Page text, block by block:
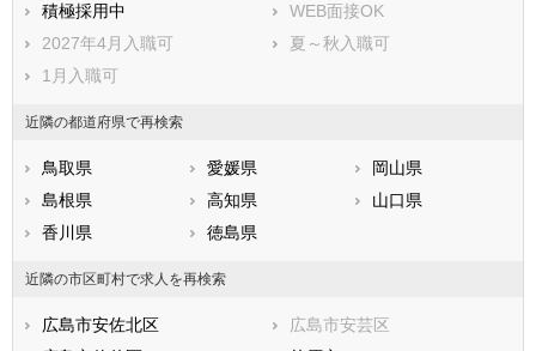
積極採用中
WEB面接OK
2027年4月入職可
夏～秋入職可
1月入職可
近隣の都道府県で再検索
鳥取県 愛媛県
岡山県
島根県
高知県
山口県
香川県
徳島県
近隣の市区町村で求人を再検索
広島市安佐北区
広島市安芸区